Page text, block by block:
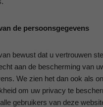
de persoonsgegevens
bewust dat u vertrouwen
aan de bescherming van
We zien het dan ook als
om uw privacy te
gebruikers van deze